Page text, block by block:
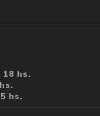
hs.
hs.